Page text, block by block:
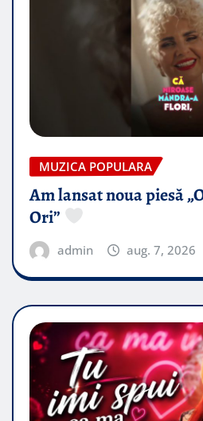
MUZICA POPULARA
Am lansat noua piesă
Ori”
admin aug. 7, 2026